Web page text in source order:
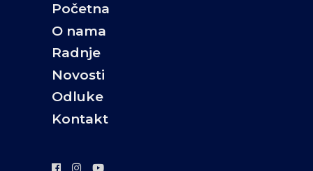
Početna
O nama
Radnje
Novosti
Odluke
Kontakt